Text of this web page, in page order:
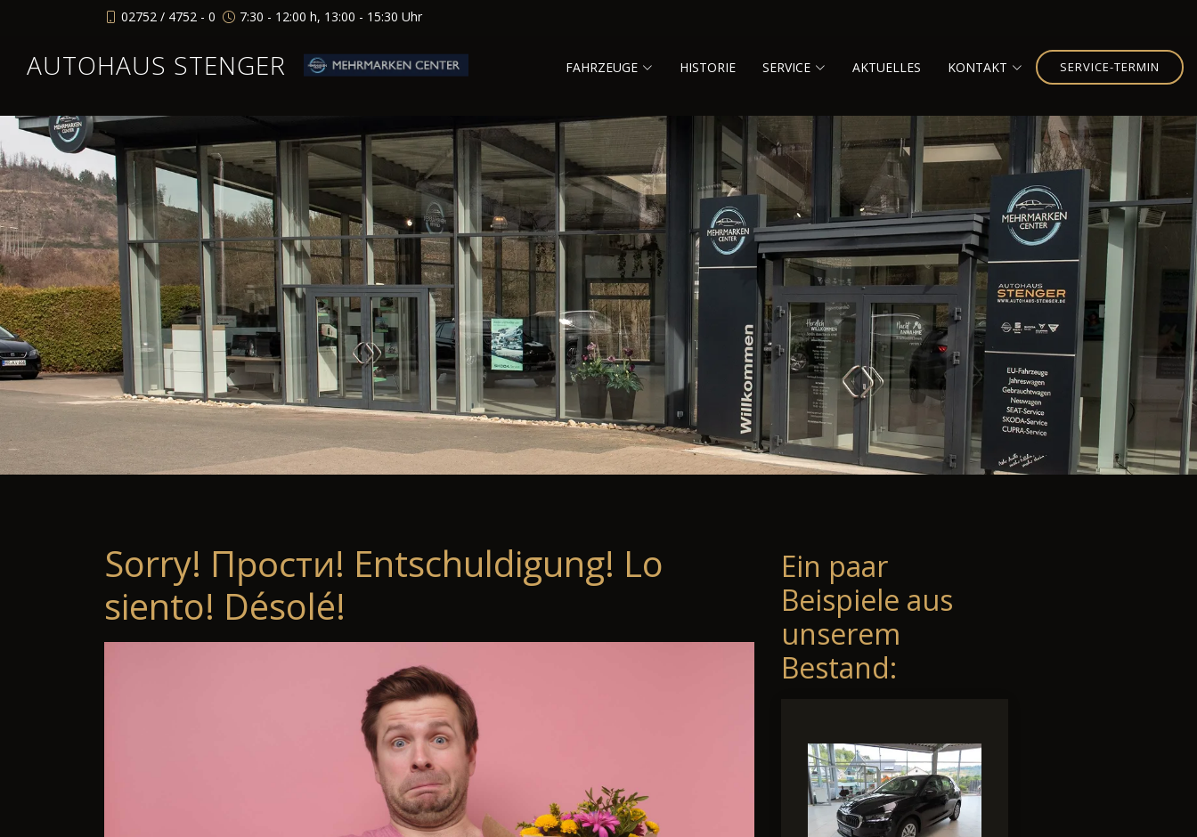
02752 / 4752 - 0 7:30 - 12:00 h, 13:00 - 15:30 Uhr
AUTOHAUS STENGER FAHRZEUGE HISTORIE SERVICE AKTUELLES KONTAKT SERVICE-TERMIN
Sorry! Прости! Entschuldigung! Lo
siento! Désolé!
Ein paar
Beispiele aus
unserem
Bestand: